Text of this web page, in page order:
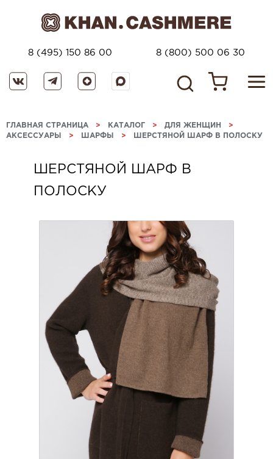
8 (495) 150 86 00 8 (800) 500 06 30
ГЛАВНАЯ СТРАНИЦА > КАТАЛОГ > ДЛЯ ЖЕНЩИН >
АКСЕССУАРЫ > ШАРФЫ > ШЕРСТЯНОЙ ШАРФ В ПОЛОСКУ
ШЕРСТЯНОЙ ШАРФ В
ПОЛОСКУ